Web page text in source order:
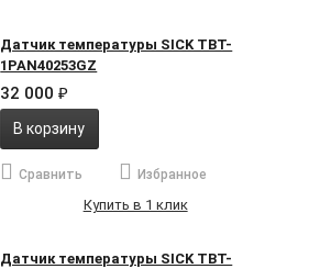
Датчик температуры SICK TBT-
1PAN40253GZ
32 000₽
В корзину
Сравнить Избранное
Купить в 1 клик
Датчик температуры SICK TBT-